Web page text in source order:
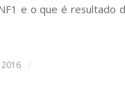
e o que é resultado
2016 /